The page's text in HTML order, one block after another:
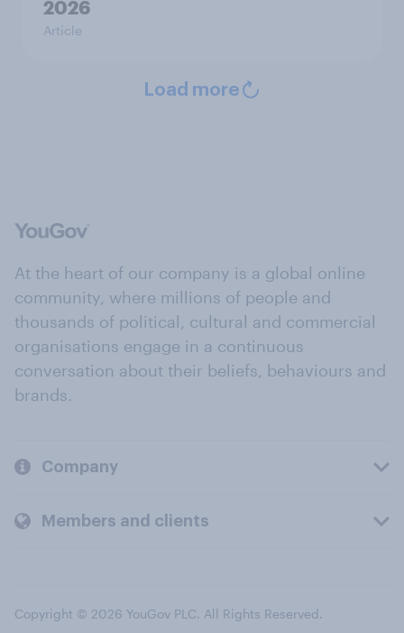
2026
Article
Load more
At the heart of our company is a global online
community, where millions of people and
thousands of political, cultural and commercial
organisations engage in a continuous
conversation about their beliefs, behaviours and
brands.
Company
Members and clients
Copyright © 2026 YouGov PLC. All Rights Reserved.